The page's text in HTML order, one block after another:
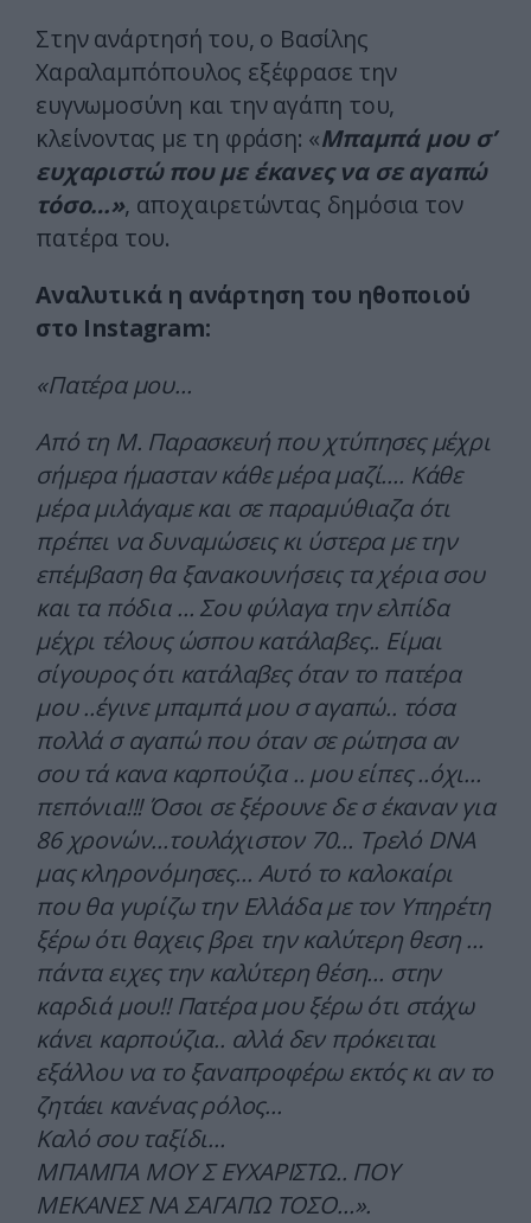
Στην ανάρτησή του, ο Βασίλης
Χαραλαμπόπουλος εξέφρασε την
ευγνωμοσύνη και την αγάπη του,
κλείνοντας με τη φράση: «Μπαμπά μου σ’
ευχαριστώ που με έκανες να σε αγαπώ
τόσο…», αποχαιρετώντας δημόσια τον
πατέρα του.
Αναλυτικά η ανάρτηση του ηθοποιού
στο Instagram:
«Πατέρα μου…
Από τη Μ. Παρασκευή που χτύπησες μέχρι
σήμερα ήμασταν κάθε μέρα μαζί…. Κάθε
μέρα μιλάγαμε και σε παραμύθιαζα ότι
πρέπει να δυναμώσεις κι ύστερα με την
επέμβαση θα ξανακουνήσεις τα χέρια σου
και τα πόδια … Σου φύλαγα την ελπίδα
μέχρι τέλους ώσπου κατάλαβες.. Είμαι
σίγουρος ότι κατάλαβες όταν το πατέρα
μου ..έγινε μπαμπά μου σ αγαπώ.. τόσα
πολλά σ αγαπώ που όταν σε ρώτησα αν
σου τά κανα καρπούζια .. μου είπες ..όχι…
πεπόνια!!! Όσοι σε ξέρουνε δε σ έκαναν για
86 χρονών…τουλάχιστον 70… Τρελό DNA
μας κληρονόμησες… Αυτό το καλοκαίρι
που θα γυρίζω την Ελλάδα με τον Υπηρέτη
ξέρω ότι θαχεις βρει την καλύτερη θεση …
πάντα ειχες την καλύτερη θέση… στην
καρδιά μου!! Πατέρα μου ξέρω ότι στάχω
κάνει καρπούζια.. αλλά δεν πρόκειται
εξάλλου να το ξαναπροφέρω εκτός κι αν το
ζητάει κανένας ρόλος…
Καλό σου ταξίδι…
ΜΠΑΜΠΑ ΜΟΥ Σ ΕΥΧΑΡΙΣΤΩ.. ΠΟΥ
ΜΕΚΑΝΕΣ ΝΑ ΣΑΓΑΠΩ ΤΟΣΟ…».